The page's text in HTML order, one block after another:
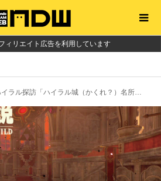
ィリエイト広告を利用しています
ラル探訪「ハイラル城（かくれ？）名所巡り」（2018年3月号より）